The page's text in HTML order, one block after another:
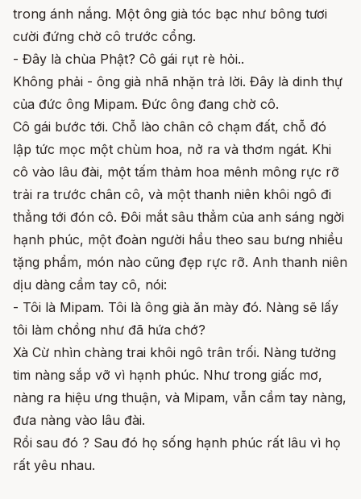
trong ánh nắng. Một ông già tóc bạc như bông tươi
cười đứng chờ cô trước cổng.
- Đây là chùa Phật? Cô gái rụt rè hỏi..
Không phải - ông già nhã nhặn trả lời. Đây là dinh thự
của đức ông Mipam. Đức ông đang chờ cô.
Cô gái bước tới. Chỗ lào chân cô chạm đất, chỗ đó
lập tức mọc một chùm hoa, nở ra và thơm ngát. Khi
cô vào lâu đài, một tấm thảm hoa mênh mông rực rỡ
trải ra trước chân cô, và một thanh niên khôi ngô đi
thẳng tới đón cô. Đôi mắt sâu thẳm của anh sáng ngời
hạnh phúc, một đoàn người hầu theo sau bưng nhiều
tặng phẩm, món nào cũng đẹp rực rỡ. Anh thanh niên
dịu dàng cầm tay cô, nói:
- Tôi là Mipam. Tôi là ông già ăn mày đó. Nàng sẽ lấy
tôi làm chồng như đã hứa chớ?
Xà Cừ nhìn chàng trai khôi ngô trân trối. Nàng tưởng
tim nàng sắp vỡ vì hạnh phúc. Như trong giấc mơ,
nàng ra hiệu ưng thuận, và Mipam, vẫn cầm tay nàng,
đưa nàng vào lâu đài.
Rồi sau đó ? Sau đó họ sống hạnh phúc rất lâu vì họ
rất yêu nhau.